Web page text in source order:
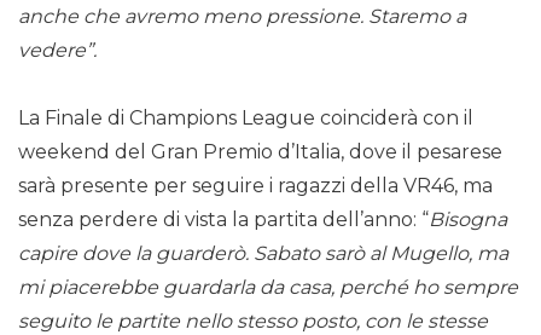
anche che avremo meno pressione. Staremo a
vedere”.
La Finale di Champions League coinciderà con il
weekend del Gran Premio d’Italia, dove il pesarese
sarà presente per seguire i ragazzi della VR46, ma
senza perdere di vista la partita dell’anno: “Bisogna
capire dove la guarderò. Sabato sarò al Mugello, ma
mi piacerebbe guardarla da casa, perché ho sempre
seguito le partite nello stesso posto, con le stesse